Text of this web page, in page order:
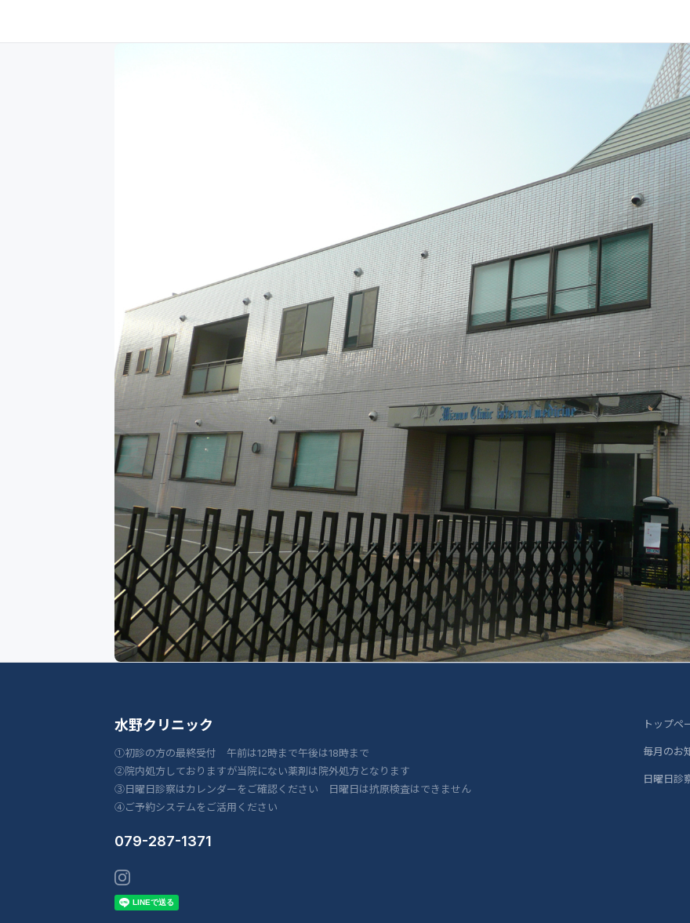
水野クリニック
①初診の方の最終受付 午前は12時まで午後は18時まで
②院内処方しておりますが当院にない薬剤は院外処方となります
③日曜日診察はカレンダーをご確認ください 日曜日は抗原検査はできません
④ご予約システムをご活用ください
079-287-1371
トップペ
毎月のお
日曜日診